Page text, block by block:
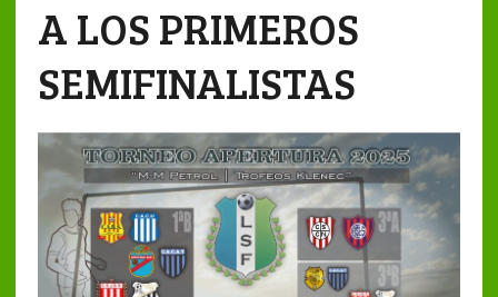
A LOS PRIMEROS
SEMIFINALISTAS